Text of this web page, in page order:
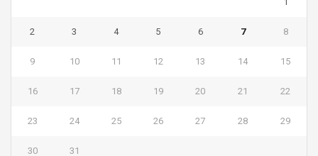
2 3 4 5 6 7 8
9 10 11 12 13 14 15
16 17 18 19 20 21 22
23 24 25 26 27 28 29
30 31